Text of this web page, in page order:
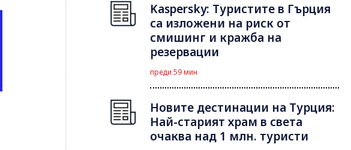
Kaspersky: Туристите в Гърция
са изложени на риск от
смишинг и кражба на
резервации
преди 59 мин
Новите дестинации на Турция:
Най-старият храм в света
очаква над 1 млн. туристи